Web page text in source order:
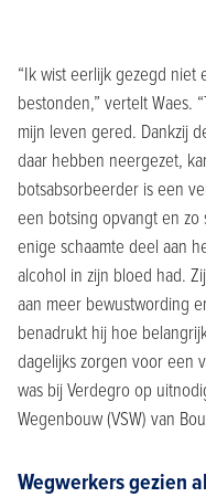
“Ik wist eerlijk gezegd niet
bestonden,” vertelt Waes.
mijn leven gered. Dankzij
daar hebben neergezet,
botsabsorbeerder is een
een botsing opvangt en
enige schaamte deel aan
alcohol in zijn bloed had.
aan meer bewustwording
benadrukt hij hoe
dagelijks zorgen voor een
was bij Verdegro op
Wegenbouw (VSW) van
Wegwerkers gezien